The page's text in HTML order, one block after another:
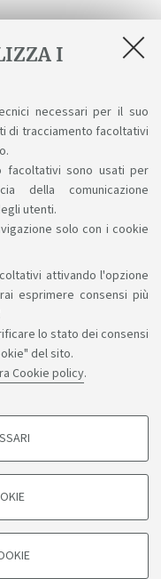
I
necessari per il suo
di tracciamento facoltativi
facoltativi sono usati per
della comunicazione
utenti.
solo con i cookie
attivando l'opzione
esprimere consensi più
lo stato dei consensi
del sito.
Cookie policy.
sul sito, per analisi
technische-
- PI: 01131710376 -
sito e accessibilità